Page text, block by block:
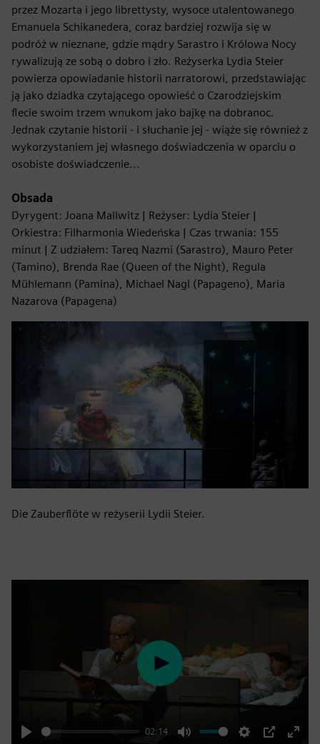
przez Mozarta i jego librettysty, wysoce utalentowanego
Emanuela Schikanedera, coraz bardziej rozwija się w
podróż w nieznane, gdzie mądry Sarastro i Królowa Nocy
rywalizują ze sobą o dobro i zło. Reżyserka Lydia Steier
powierza opowiadanie historii narratorowi, przedstawiając
ją jako dziadka czytającego opowieść o Czarodziejskim
flecie swoim trzem wnukom jako bajkę na dobranoc.
Jednak czytanie historii - i słuchanie jej - wiąże się również z
wykorzystaniem jej własnego doświadczenia w oparciu o
osobiste doświadczenie...
Obsada
Dyrygent: Joana Mallwitz | Reżyser: Lydia Steier |
Orkiestra: Filharmonia Wiedeńska | Czas trwania: 155
minut | Z udziałem: Tareq Nazmi (Sarastro), Mauro Peter
(Tamino), Brenda Rae (Queen of the Night), Regula
Mühlemann (Pamina), Michael Nagl (Papageno), Maria
Nazarova (Papagena)
Die Zauberflöte w reżyserii Lydii Steier.
02:14
Play